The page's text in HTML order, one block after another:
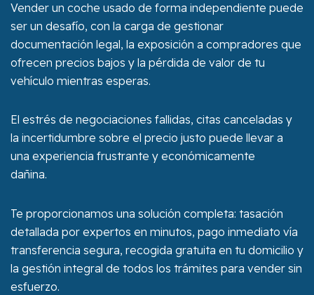
Vender un coche usado de forma independiente puede
ser un desafío, con la carga de gestionar
documentación legal, la exposición a compradores que
ofrecen precios bajos y la pérdida de valor de tu
vehículo mientras esperas.
El estrés de negociaciones fallidas, citas canceladas y
la incertidumbre sobre el precio justo puede llevar a
una experiencia frustrante y económicamente
dañina.
Te proporcionamos una solución completa: tasación
detallada por expertos en minutos, pago inmediato vía
transferencia segura, recogida gratuita en tu domicilio y
la gestión integral de todos los trámites para vender sin
esfuerzo.